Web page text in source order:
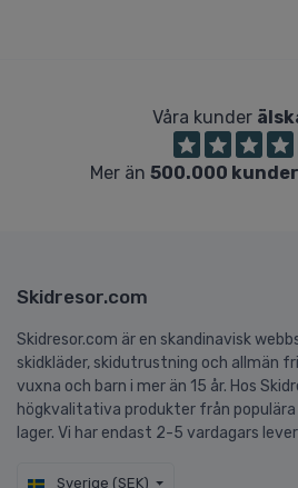
Våra kunder
Mer än 500.000 kunder
Skidresor.com
Skidresor.com är en skandinavisk
skidkläder, skidutrustning och allmän
vuxna och barn i mer än 15 år. Hos
högkvalitativa produkter från populära
lager. Vi har endast 2-5 vardagars
Sverige (SEK)